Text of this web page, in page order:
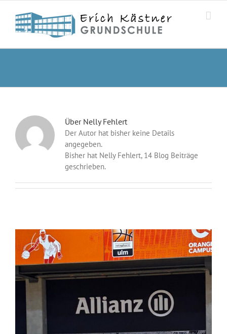
Inhalt
springen
Über Nelly Fehlert
Der Autor hat bisher keine Details
angegeben.
Bisher hat Nelly Fehlert, 14 Blog Beiträge
geschrieben.